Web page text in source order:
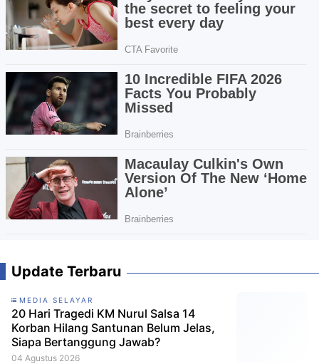
Update Terbaru
MEDIA SELAYAR
20 Hari Tragedi KM Nurul Salsa 14
Korban Hilang Santunan Belum Jelas,
Siapa Bertanggung Jawab?
04 Agustus 2026